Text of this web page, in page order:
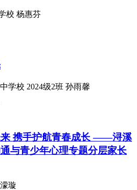
校 杨惠芬
学校 2024级2班 孙雨馨
来 携手护航青春成长 ——浔溪
与青少年心理专题分层家长
璇